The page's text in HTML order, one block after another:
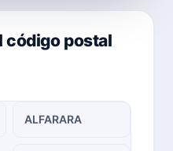
código postal
ALFARARA